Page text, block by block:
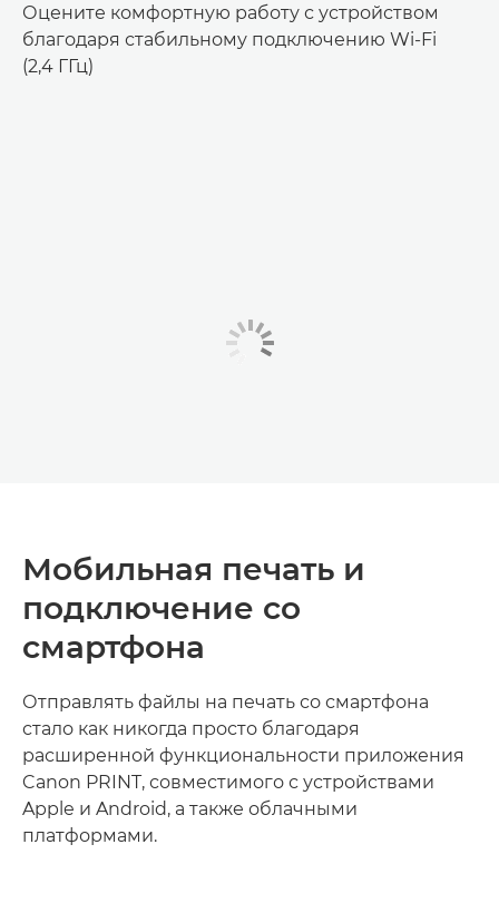
Оцените комфортную работу с устройством
благодаря стабильному подключению Wi-Fi
(2,4 ГГц)
Мобильная печать и
подключение со
смартфона
Отправлять файлы на печать со смартфона
стало как никогда просто благодаря
расширенной функциональности приложения
Canon PRINT, совместимого с устройствами
Apple и Android, а также облачными
платформами.